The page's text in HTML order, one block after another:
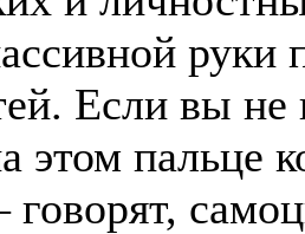
руки
Если вы не
этом пальце